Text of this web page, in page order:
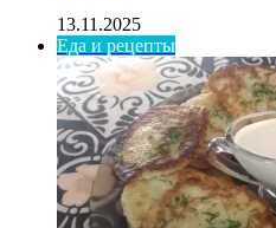
13.11.2025
Еда и рецепты